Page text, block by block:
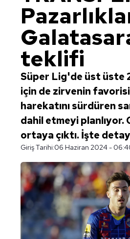
teklifi
Süper Lig'de üst üste
için de zirvenin
harekatını sürdüren
dahil etmeyi planlıyor.
ortaya çıktı. İşte
Giriş Tarihi:06 Haziran 2024 -